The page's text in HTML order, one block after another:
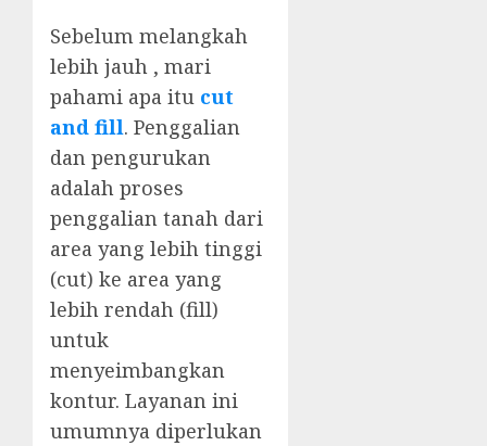
Sebelum melangkah
lebih jauh , mari
pahami apa itu cut
and fill. Penggalian
dan pengurukan
adalah proses
penggalian tanah dari
area yang lebih tinggi
(cut) ke area yang
lebih rendah (fill)
untuk
menyeimbangkan
kontur. Layanan ini
umumnya diperlukan